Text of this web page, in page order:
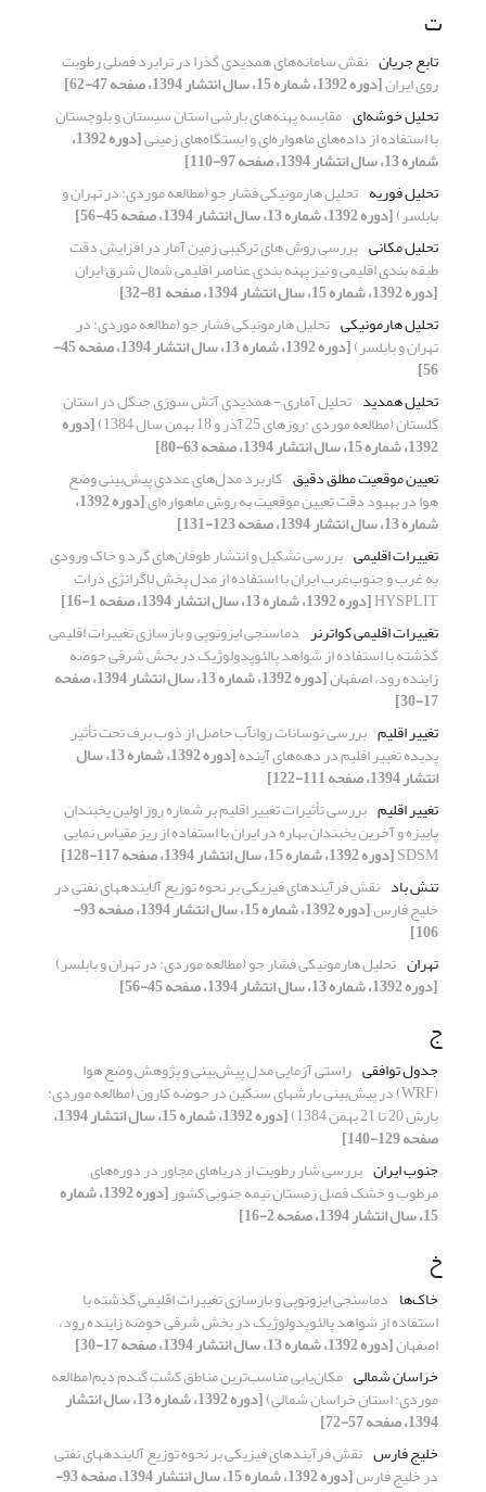
ت
تابع جریان نقش سامانه‌های همدیدی گذرا در ترابرد فصلی رطوبت
روی ایران[دوره 1392، شماره 15، سال انتشار 1394، صفحه 47-62]
تحلیل خوشه‌ای مقایسه پهنه‌های بارشی استان سیستان و بلوچستان
با استفاده از داده‌های ماهواره‌ای و ایستگاه‌های زمینی [دوره 1392،
شماره 13، سال انتشار 1394، صفحه 97-110]
تحلیل فوریه تحلیل هارمونیکی فشار جو (مطالعه موردی: در تهران و
بابلسر)[دوره 1392، شماره 13، سال انتشار 1394، صفحه 45-56]
تحلیل مکانی بررسی روش های ترکیبی زمین آمار در افزایش دقت
طبقه بندی اقلیمی و نیز پهنه بندی عناصر اقلیمی شمال شرق ایران
[دوره 1392، شماره 15، سال انتشار 1394، صفحه 81-32]
تحلیل هارمونیکی تحلیل هارمونیکی فشار جو (مطالعه موردی: در
تهران و بابلسر) [دوره 1392، شماره 13، سال انتشار 1394، صفحه 45-
56]
تحلیل همدید تحلیل آماری - همدیدی آتش سوزی جنگل در استان
گلستان (مطالعه موردی :روزهای 25 آذر و 18 بهمن سال 1384) [دوره
1392، شماره 15، سال انتشار 1394، صفحه 63-80]
تعیین موقعیت مطلق دقیق کاربرد مدل‌های عددی پیش‌بینی وضع
هوا در بهبود دقت تعیین موقعیت به روش ماهواره‌ای [دوره 1392،
شماره 13، سال انتشار 1394، صفحه 123-131]
تغییرات اقلیمی بررسی تشکیل و انتشار طوفان‌های گرد و خاک ورودی
به غرب و جنوب‌غرب ایران با استفاده از مدل پخش لاگرانژی ذرات
HYSPLIT[دوره 1392، شماره 13، سال انتشار 1394، صفحه 1-16]
تغییرات اقلیمی کواترنر دماسنجی ایزوتوپی و بازسازی تغییرات اقلیمی
گذشته با استفاده از شواهد پالئوپدولوژیک در بخش شرقی حوضه
زاینده رود، اصفهان [دوره 1392، شماره 13، سال انتشار 1394، صفحه
17-30]
تغییر اقلیم بررسی نوسانات روانآب حاصل از ذوب برف تحت تأثیر
پدیده تغییر اقلیم در دهه‌های آینده [دوره 1392، شماره 13، سال
انتشار 1394، صفحه 111-122]
تغییر اقلیم بررسی ﺗﺄثیرات تغییر اقلیم بر شماره روز اولین یخبندان
پاییزه و آخرین یخبندان بهاره در ایران با استفاده از ریز مقیاس نمایی
SDSM[دوره 1392، شماره 15، سال انتشار 1394، صفحه 117-128]
تنش باد نقش فرآیندهای فیزیکی بر نحوه توزیع آلاینده‏های نفتی در
خلیج فارس [دوره 1392، شماره 15، سال انتشار 1394، صفحه 93-
106]
تهران تحلیل هارمونیکی فشار جو (مطالعه موردی: در تهران و بابلسر)
[دوره 1392، شماره 13، سال انتشار 1394، صفحه 45-56]
ج
جدول توافقی راستی آزمایی مدل پیش‌بینی و پژوهش وضع هوا
(WRF) در پیش‌بینی بارشهای سنگین در حوضه کارون (مطالعه موردی:
بارش 20 تا 21 بهمن 1384) [دوره 1392، شماره 15، سال انتشار 1394،
صفحه 129-140]
جنوب ایران بررسی شار رطوبت از دریاهای مجاور در دوره‌های
مرطوب و خشک فصل زمستان نیمه جنوبی کشور [دوره 1392، شماره
15، سال انتشار 1394، صفحه 2-16]
خ
خاک‌ها دماسنجی ایزوتوپی و بازسازی تغییرات اقلیمی گذشته با
استفاده از شواهد پالئوپدولوژیک در بخش شرقی حوضه زاینده رود،
اصفهان[دوره 1392، شماره 13، سال انتشار 1394، صفحه 17-30]
خراسان شمالی مکان‌یابی مناسب‌ترین مناطق کشت گندم دیم(مطالعه
موردی: استان خراسان شمالی) [دوره 1392، شماره 13، سال انتشار
1394، صفحه 57-72]
خلیج فارس نقش فرآیندهای فیزیکی بر نحوه توزیع آلاینده‏های نفتی
در خلیج فارس [دوره 1392، شماره 15، سال انتشار 1394، صفحه 93-